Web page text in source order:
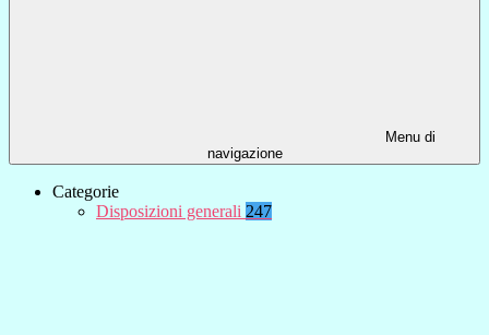
Menu di
navigazione
Categorie
Disposizioni generali 247